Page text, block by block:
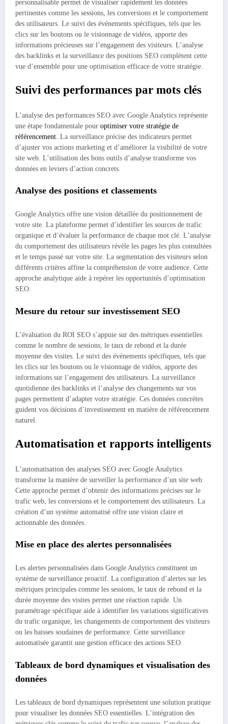
personnalisable permet de visualiser rapidement les données
pertinentes comme les sessions, les conversions et le comportement
des utilisateurs. Le suivi des événements spécifiques, tels que les
clics sur les boutons ou le visionnage de vidéos, apporte des
informations précieuses sur l’engagement des visiteurs. L’analyse
des backlinks et la surveillance des positions SEO complètent cette
vue d’ensemble pour une optimisation efficace de votre stratégie.
Suivi des performances par mots clés
L’analyse des performances SEO avec Google Analytics représente
une étape fondamentale pour optimiser votre stratégie de
référencement . La surveillance précise des indicateurs permet
d’ajuster vos actions marketing et d’améliorer la visibilité de votre
site web. L’utilisation des bons outils d’analyse transforme vos
données en leviers d’action concrets.
Analyse des positions et classements
Google Analytics offre une vision détaillée du positionnement de
votre site. La plateforme permet d’identifier les sources de trafic
organique et d’évaluer la performance de chaque mot clé. L’analyse
du comportement des utilisateurs révèle les pages les plus consultées
et le temps passé sur votre site. La segmentation des visiteurs selon
différents critères affine la compréhension de votre audience. Cette
approche analytique aide à repérer les opportunités d’optimisation
SEO.
Mesure du retour sur investissement SEO
L’évaluation du ROI SEO s’appuie sur des métriques essentielles
comme le nombre de sessions, le taux de rebond et la durée
moyenne des visites. Le suivi des événements spécifiques, tels que
les clics sur les boutons ou le visionnage de vidéos, apporte des
informations sur l’engagement des utilisateurs. La surveillance
quotidienne des backlinks et l’analyse des changements sur vos
pages permettent d’adapter votre stratégie. Ces données concrètes
guident vos décisions d’investissement en matière de référencement
naturel.
Automatisation et rapports intelligents
L’automatisation des analyses SEO avec Google Analytics
transforme la manière de surveiller la performance d’un site web.
Cette approche permet d’obtenir des informations précises sur le
trafic web, les conversions et le comportement des utilisateurs. La
création d’un système automatisé offre une vision claire et
actionnable des données.
Mise en place des alertes personnalisées
Les alertes personnalisées dans Google Analytics constituent un
système de surveillance proactif. La configuration d’alertes sur les
métriques principales comme les sessions, le taux de rebond et la
durée moyenne des visites permet une réaction rapide. Un
paramétrage spécifique aide à identifier les variations significatives
du trafic organique, les changements de comportement des visiteurs
ou les baisses soudaines de performance. Cette surveillance
automatisée garantit une gestion efficace des actions SEO.
Tableaux de bord dynamiques et visualisation des
données
Les tableaux de bord dynamiques représentent une solution pratique
pour visualiser les données SEO essentielles. L’intégration des